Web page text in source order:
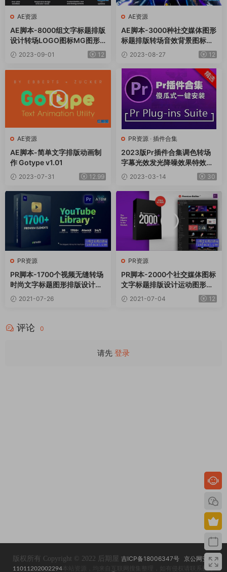
AE资源
AE脚本-8000组文字标题排版
设计转场LOGO图标MG图形
动画 V8.0
2023-09-01 12
AE资源
AE脚本-3000种社交媒体图形
标题排版转场音效背景图标动
画预设 Booster Pack
2023-08-27 12
AE资源
AE脚本-简单文字排版动画制
作 Gotype v1.01
2023-07-31 12.99
PR资源 · 插件合集
2023版Pr插件合集调色转场
字幕光效发光降噪效果特效全
套插件WIN一键安装包v6.9
2023-03-14 30
PR资源
PR脚本-1700个视频无缝转场
时尚文字标题图形排版设计动
画预设 V2.1
2021-07-26
PR资源
PR脚本-2000个社交媒体图标
文字标题排版设计运动图形转
场背景商务动画 PremiumBuil
der Motion Pack
2021-07-04 12
评论 0
请先 登录
版权所有 Copyright © 2022 后期屋 吉ICP备18006347号
京公网安备
11011202002294 本站资源，均来自互联网搜集整理，如有侵权请联系删除